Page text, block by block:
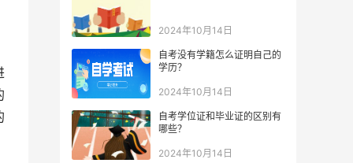
2024年10月14日
自考没有学籍怎么证明自己的
学历？
2024年10月14日
自考学位证和毕业证的区别有
哪些？
2024年10月14日